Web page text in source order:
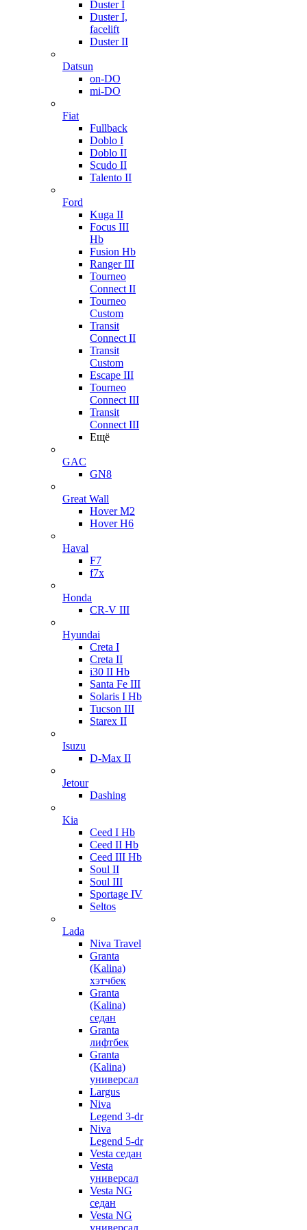
Duster I
Duster I,
facelift
Duster II
Datsun
on-DO
mi-DO
Fiat
Fullback
Doblo I
Doblo II
Scudo II
Talento II
Ford
Kuga II
Focus III
Hb
Fusion Hb
Ranger III
Tourneo
Connect II
Tourneo
Custom
Transit
Connect II
Transit
Custom
Escape III
Tourneo
Connect III
Transit
Connect III
Ещё
GAC
GN8
Great Wall
Hover M2
Hover H6
Haval
F7
f7x
Honda
CR-V III
Hyundai
Creta I
Creta II
i30 II Hb
Santa Fe III
Solaris I Hb
Tucson III
Starex II
Isuzu
D-Max II
Jetour
Dashing
Kia
Ceed I Hb
Ceed II Hb
Ceed III Hb
Soul II
Soul III
Sportage IV
Seltos
Lada
Niva Travel
Granta
(Kalina)
хэтчбек
Granta
(Kalina)
седан
Granta
лифтбек
Granta
(Kalina)
универсал
Largus
Niva
Legend 3-dr
Niva
Legend 5-dr
Vesta седан
Vesta
универсал
Vesta NG
седан
Vesta NG
универсал